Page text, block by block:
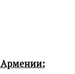
Армении: